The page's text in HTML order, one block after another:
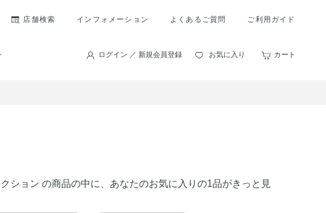
店舗検索 インフォメーション よくあるご質問 ご利用ガイド
ログイン ／ 新規会員登録 お気に入り カート
ション の商品の中に、あなたのお気に入りの1品がきっと見